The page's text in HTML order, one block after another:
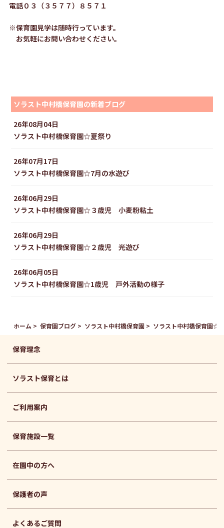
電話０３（３５７７）８５７１
※保育園見学は随時行っています。
お気軽にお問い合わせください。
ソラスト中村橋保育園の新着ブログ
26年08月04日
ソラスト中村橋保育園☆夏祭り
26年07月17日
ソラスト中村橋保育園☆7月の水遊び
26年06月29日
ソラスト中村橋保育園☆３歳児 小麦粉粘土
26年06月29日
ソラスト中村橋保育園☆２歳児 光遊び
26年06月05日
ソラスト中村橋保育園☆1歳児 戸外活動の様子
ホーム 保育園ブログ ソラスト中村橋保育園 ソラスト中村橋保育園
保育理念
ソラスト保育とは
ご利用案内
保育施設一覧
在園中の方へ
保護者の声
よくあるご質問